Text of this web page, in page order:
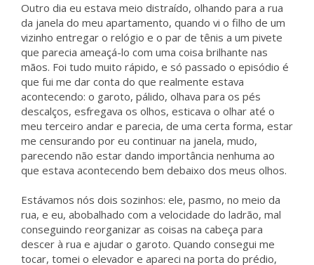
Outro dia eu estava meio distraído, olhando para a rua
da janela do meu apartamento, quando vi o filho de um
vizinho entregar o relógio e o par de tênis a um pivete
que parecia ameaçá-lo com uma coisa brilhante nas
mãos. Foi tudo muito rápido, e só passado o episódio é
que fui me dar conta do que realmente estava
acontecendo: o garoto, pálido, olhava para os pés
descalços, esfregava os olhos, esticava o olhar até o
meu terceiro andar e parecia, de uma certa forma, estar
me censurando por eu continuar na janela, mudo,
parecendo não estar dando importância nenhuma ao
que estava acontecendo bem debaixo dos meus olhos.
Estávamos nós dois sozinhos: ele, pasmo, no meio da
rua, e eu, abobalhado com a velocidade do ladrão, mal
conseguindo reorganizar as coisas na cabeça para
descer à rua e ajudar o garoto. Quando consegui me
tocar, tomei o elevador e apareci na porta do prédio,